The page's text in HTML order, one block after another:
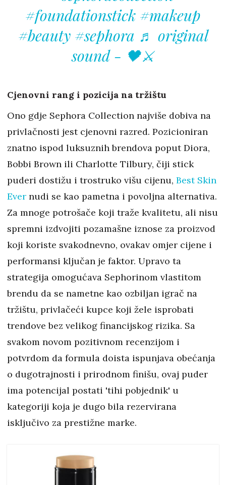
#foundationstick #makeup
#beauty #sephora ♬ original
sound - 🖤⚔️
Cjenovni rang i pozicija na tržištu
Ono gdje Sephora Collection najviše dobiva na
privlačnosti jest cjenovni razred. Pozicioniran
znatno ispod luksuznih brendova poput Diora,
Bobbi Brown ili Charlotte Tilbury, čiji stick
puderi dostižu i trostruko višu cijenu, Best Skin
Ever nudi se kao pametna i povoljna alternativa.
Za mnoge potrošače koji traže kvalitetu, ali nisu
spremni izdvojiti pozamašne iznose za proizvod
koji koriste svakodnevno, ovakav omjer cijene i
performansi ključan je faktor. Upravo ta
strategija omogućava Sephorinom vlastitom
brendu da se nametne kao ozbiljan igrač na
tržištu, privlačeći kupce koji žele isprobati
trendove bez velikog financijskog rizika. Sa
svakom novom pozitivnom recenzijom i
potvrdom da formula doista ispunjava obećanja
o dugotrajnosti i prirodnom finišu, ovaj puder
ima potencijal postati 'tihi pobjednik' u
kategoriji koja je dugo bila rezervirana
isključivo za prestižne marke.